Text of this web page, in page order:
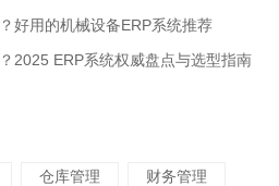
好用的机械设备ERP系统推荐
2025 ERP系统权威盘点与选型指南
仓库管理 财务管理